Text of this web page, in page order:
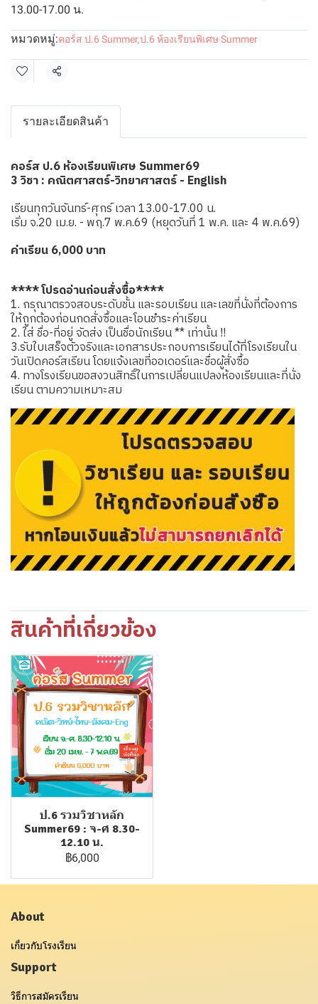
13.00-17.00 น.
หมวดหมู่:คอร์ส ป.6 Summer,ป.6 ห้องเรียนพิเศษ Summer
แชร์
รายละเอียดสินค้า
คอร์ส ป.6 ห้องเรียนพิเศษ Summer69
3 วิชา : คณิตศาสตร์-วิทยาศาสตร์ - English
เรียนทุกวันจันทร์-ศุกร์ เวลา 13.00-17.00 น.
เริ่ม จ.20 เม.ย. - พฤ.7 พ.ค.69 (หยุดวันที่ 1 พ.ค. และ 4 พ.ค.69)
ค่าเรียน 6,000 บาท
**** โปรดอ่านก่อนสั่งซื้อ****
1. กรุณาตรวจสอบระดับชั้น และรอบเรียน และเลขที่นั่งที่ต้องการ
ให้ถูกต้องก่อนกดสั่งซื้อและโอนชำระค่าเรียน
2. ใส่ ชื่อ-ที่อยู่ จัดส่ง เป็นชื่อนักเรียน ** เท่านั้น !!
3.รับใบเสร็จตัวจริงและเอกสารประกอบการเรียนได้ที่โรงเรียนใน
วันเปิดคอร์สเรียน โดยแจ้งเลขที่ออเดอร์และชื่อผู้สั่งซื้อ
4. ทางโรงเรียนขอสงวนสิทธิ์ในการเปลี่ยนแปลงห้องเรียนและที่นั่ง
เรียน ตามความเหมาะสม
สินค้าที่เกี่ยวข้อง
ป.6 รวมวิชาหลัก
Summer69 : จ-ศ 8.30-
12.10 น.
฿6,000
About
เกี่ยวกับโรงเรียน
Support
วิธีการสมัครเรียน